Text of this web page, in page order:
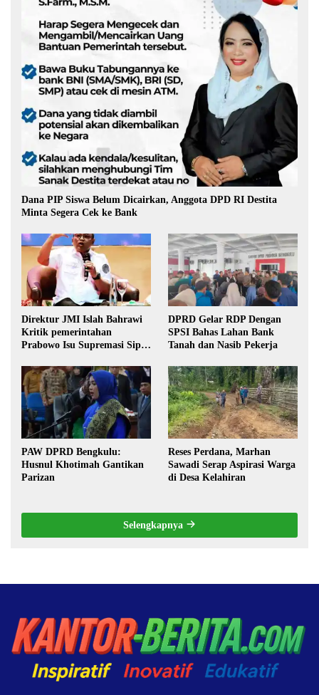
Dana PIP Siswa Belum Dicairkan, Anggota DPD RI Destita
Minta Segera Cek ke Bank
Direktur JMI Islah Bahrawi
Kritik pemerintahan
Prabowo Isu Supremasi Sipil,
Pilkada oleh DPRD
DPRD Gelar RDP Dengan
SPSI Bahas Lahan Bank
Tanah dan Nasib Pekerja
PAW DPRD Bengkulu:
Husnul Khotimah Gantikan
Parizan
Reses Perdana, Marhan
Sawadi Serap Aspirasi Warga
di Desa Kelahiran
Selengkapnya